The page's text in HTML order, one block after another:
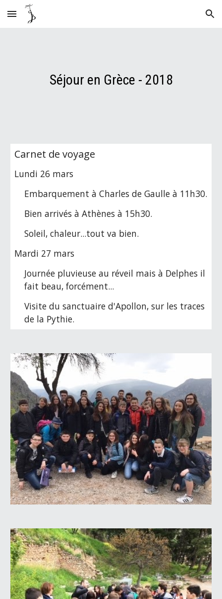
Skip to main content Skip to navigation
Séjour en Grèce - 2018
Carnet de voyage
Lundi 26 mars
Embarquement à Charles de Gaulle à 11h30.
Bien arrivés à Athènes à 15h30.
Soleil, chaleur...tout va bien.
Mardi 27 mars
Journée pluvieuse au réveil mais à Delphes il
fait beau, forcément...
Visite du sanctuaire d'Apollon, sur les traces
de la Pythie.